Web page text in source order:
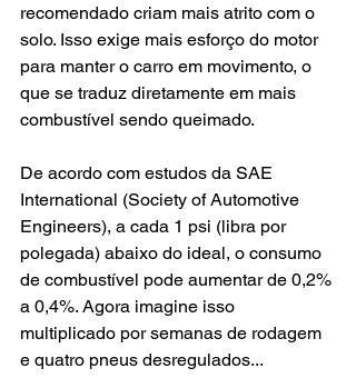
recomendado criam mais atrito com o
solo. Isso exige mais esforço do motor
para manter o carro em movimento, o
que se traduz diretamente em mais
combustível sendo queimado.
De acordo com estudos da SAE
International (Society of Automotive
Engineers), a cada 1 psi (libra por
polegada) abaixo do ideal, o consumo
de combustível pode aumentar de 0,2%
a 0,4%. Agora imagine isso
multiplicado por semanas de rodagem
e quatro pneus desregulados...